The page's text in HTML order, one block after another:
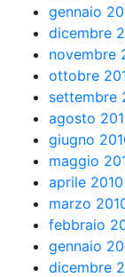
gennaio
dicembre
novembre
ottobre
settembre
agosto
giugno
maggio
aprile 2010
marzo
febbraio
gennaio
dicembre